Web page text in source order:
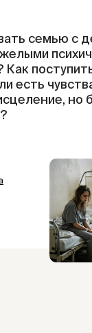
семью с
Как
есть
но